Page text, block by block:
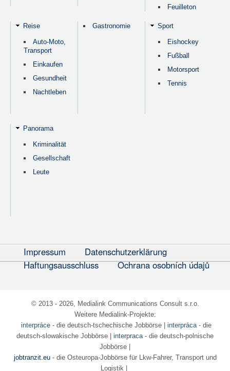
Feuilleton
Reise
Auto-Moto,
Transport
Einkaufen
Gesundheit
Nachtleben
Gastronomie Sport
Eishockey
Fußball
Motorsport
Tennis
Panorama
Kriminalität
Gesellschaft
Leute
Impressum
Datenschutzerklärung
Haftungsausschluss
Ochrana osobních údajů
© 2013 - 2026, Medialink Communications Consult s.r.o.
Weitere Medialink-Projekte:
interpráce- die deutsch-tschechische Jobbörse| interpráca- die
deutsch-slowakische Jobbörse | interpraca- die deutsch-polnische
Jobbörse |
jobtranzit.eu- die Osteuropa-Jobbörse für Lkw-Fahrer, Transport und
Logistik |